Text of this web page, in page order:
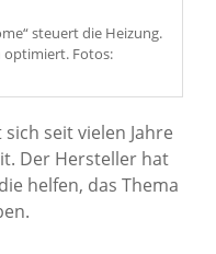
steuert die Heizung.
optimiert. Fotos:
seit vielen Jahre
Der Hersteller hat
helfen, das Thema